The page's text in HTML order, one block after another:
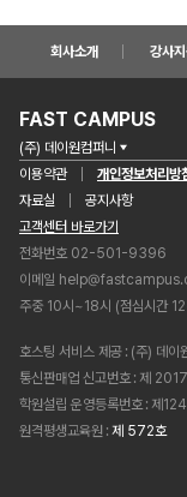
회사소개 강사
FAST CAMPUS
(주) 데이원컴퍼니
이용약관
개인정보처리방
자료실
공지사항
고객센터 바로가기
전화번호 02-501-9396
이메일
주중 10시~18시 (점심시간
호스팅 서비스 제공 (주) 데이
통신판매업 신고번호 제
학원설립 운영등록번호 제
원격평생교육원 제 572호